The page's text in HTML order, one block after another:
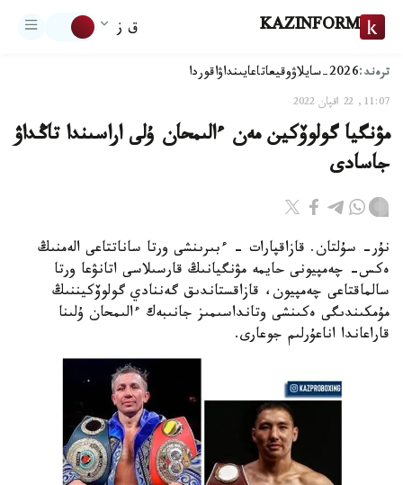
KAZINFORM ق ز
ترەند:2026-سايلاۋ وقيعاتاعايىنداۋاقوردا
11:07, 22 اقپان 2022
مۋنگيا گولوۆكين مەن ءالىمحان ۇلى اراسىندا تاڭداۋ
جاسادى
نۇر- سۇلتان. قازاقپارات - ءبىرىنشى ورتا ساناتتاعى الەمنىڭ
ەكس- چەمپيونى حايمە مۋنگيانىڭ قارسىلاسى اتانۋعا ورتا
سالماقتاعى چەمپيون، قازاقستاندىق گەننادي گولوۆكيننىڭ
مۇمكىندىگى ەكىنشى وتانداسىمىز جانىبەك ءالىمحان ۇلىنا
قاراعاندا اناعۇرلىم جوعارى.